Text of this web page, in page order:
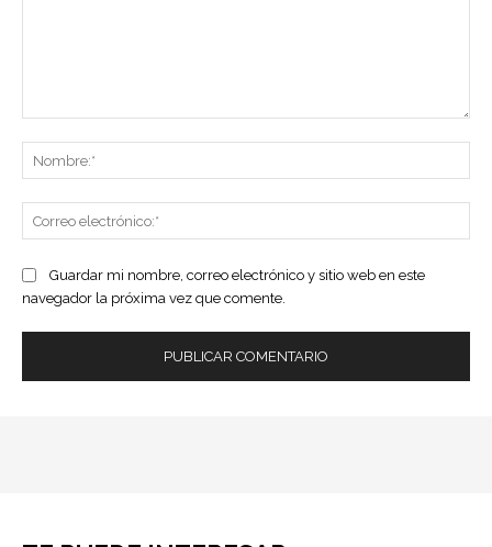
Guardar mi nombre, correo electrónico y sitio web en este
navegador la próxima vez que comente.